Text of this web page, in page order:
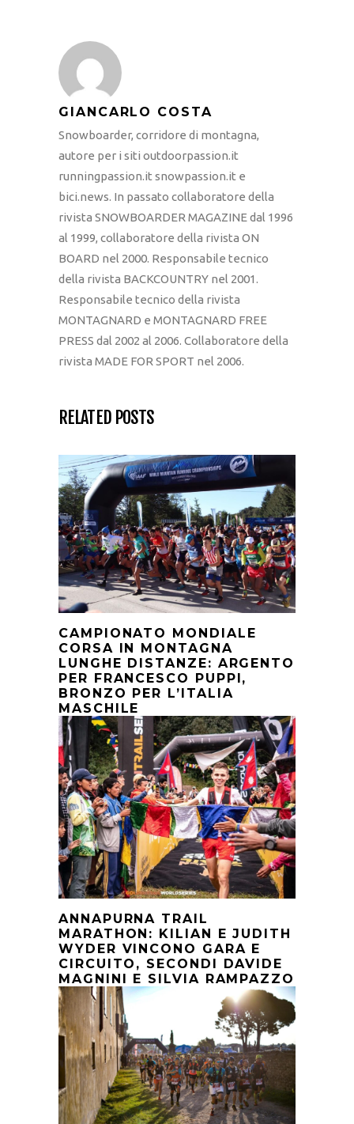
GIANCARLO COSTA
Snowboarder, corridore di montagna,
autore per i siti outdoorpassion.it
runningpassion.it snowpassion.it e
bici.news. In passato collaboratore della
rivista SNOWBOARDER MAGAZINE dal 1996
al 1999, collaboratore della rivista ON
BOARD nel 2000. Responsabile tecnico
della rivista BACKCOUNTRY nel 2001.
Responsabile tecnico della rivista
MONTAGNARD e MONTAGNARD FREE
PRESS dal 2002 al 2006. Collaboratore della
rivista MADE FOR SPORT nel 2006.
RELATED POSTS
CAMPIONATO MONDIALE
CORSA IN MONTAGNA
LUNGHE DISTANZE: ARGENTO
PER FRANCESCO PUPPI,
BRONZO PER L’ITALIA
MASCHILE
ANNAPURNA TRAIL
MARATHON: KILIAN E JUDITH
WYDER VINCONO GARA E
CIRCUITO, SECONDI DAVIDE
MAGNINI E SILVIA RAMPAZZO